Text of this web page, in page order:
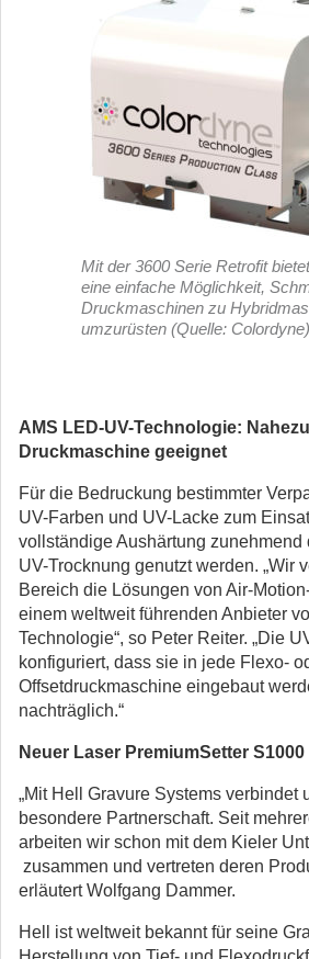
Mit der 3600 Serie Retrofit
eine einfache Möglichkeit,
Druckmaschinen zu
umzurüsten (Quelle: Colordyne)
AMS LED-UV-Technologie:
Druckmaschine geeignet
Für die Bedruckung bestimmter
UV-Farben und UV-Lacke zum
vollständige Aushärtung zunehmend
UV-Trocknung genutzt werden. „Wir
Bereich die Lösungen von Air-
einem weltweit führenden Anbieter
Technologie“, so Peter Reiter. „Die
konfiguriert, dass sie in jede Flexo-
Offsetdruckmaschine eingebaut
nachträglich.“
Neuer Laser PremiumSetter S1000
„Mit Hell Gravure Systems verbindet
besondere Partnerschaft. Seit
arbeiten wir schon mit dem Kieler
zusammen und vertreten deren
erläutert Wolfgang Dammer.
Hell ist weltweit bekannt für seine